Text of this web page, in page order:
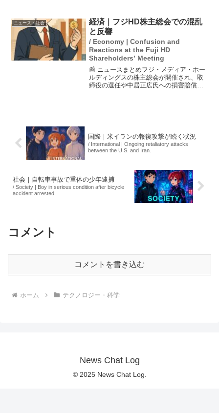
職を希望する人にとっての負担を軽減
し、即戦力となる人材を呼...
ニュース・社会
経済｜フジHD株主総会での混乱
と反響
/ Economy | Confusion and
Reactions at the Fuji HD
Shareholders’ Meeting
📰 ニュースまとめフジ・メディア・ホー
ルディングスの株主総会が開催され、取
締役の選任や中居正広氏への損害賠償請
国際｜米イランの報復攻撃が続く状況
/ International | Ongoing retaliatory attacks
between the U.S. and Iran.
社会｜自転車事故で重体の少年逮捕
/ Society | Boy in serious condition after bicycle
accident arrested.
コメント
コメントを書き込む
ホーム テクノロジー・科学
News Chat Log
© 2025 News Chat Log.